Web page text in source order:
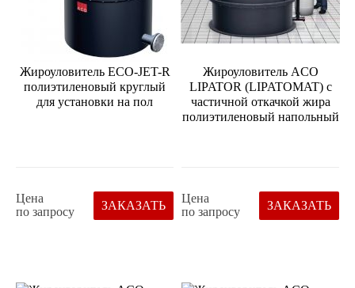
Жироуловитель ECO-JET-R
полиэтиленовый круглый
для установки на пол
Цена
по запросу
ЗАКАЗАТЬ
Жироуловитель ACO
LIPATOR (LIPATOMAT) с
частичной откачкой жира
полиэтиленовый напольный
Цена
по запросу
ЗАКАЗАТЬ